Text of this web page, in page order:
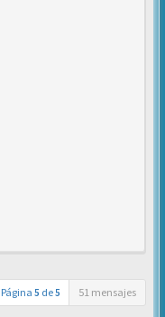
Página 5 de5 51 mensajes